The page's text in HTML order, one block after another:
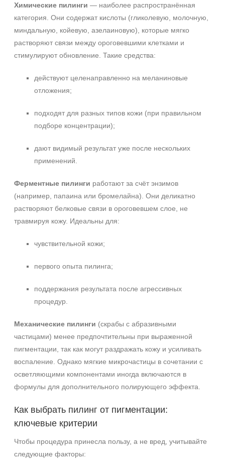
Химические пилинги — наиболее распространённая
категория. Они содержат кислоты (гликолевую, молочную,
миндальную, койевую, азелаиновую), которые мягко
растворяют связи между ороговевшими клетками и
стимулируют обновление. Такие средства:
действуют целенаправленно на меланиновые
отложения;
подходят для разных типов кожи (при правильном
подборе концентрации);
дают видимый результат уже после нескольких
применений.
Ферментные пилинги работают за счёт энзимов
(например, папаина или бромелайна). Они деликатно
растворяют белковые связи в ороговевшем слое, не
травмируя кожу. Идеальны для:
чувствительной кожи;
первого опыта пилинга;
поддержания результата после агрессивных
процедур.
Механические пилинги (скрабы с абразивными
частицами) менее предпочтительны при выраженной
пигментации, так как могут раздражать кожу и усиливать
воспаление. Однако мягкие микрочастицы в сочетании с
осветляющими компонентами иногда включаются в
формулы для дополнительного полирующего эффекта.
Как выбрать пилинг от пигментации:
ключевые критерии
Чтобы процедура принесла пользу, а не вред, учитывайте
следующие факторы: